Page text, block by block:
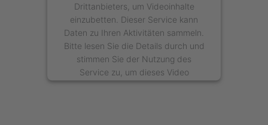
Drittanbieters, um Videoinhalte
einzubetten. Dieser Service kann
Daten zu Ihren Aktivitäten sammeln.
Bitte lesen Sie die Details durch und
stimmen Sie der Nutzung des
Service zu, um dieses Video
anzusehen.